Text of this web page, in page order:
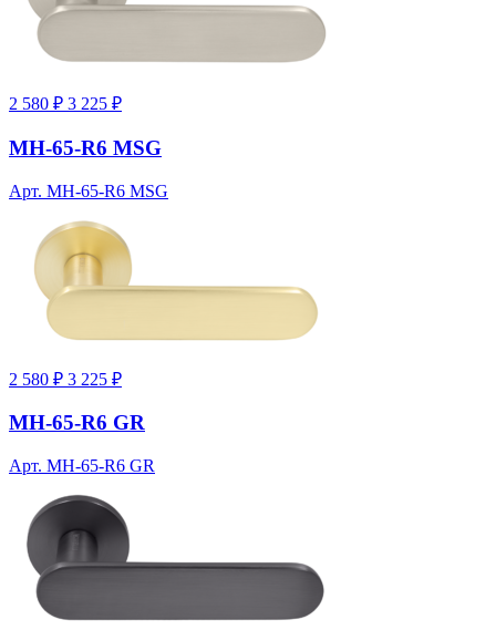
2 580 ₽ 3 225 ₽
MH-65-R6 MSG
Арт. MH-65-R6 MSG
2 580 ₽ 3 225 ₽
MH-65-R6 GR
Арт. MH-65-R6 GR